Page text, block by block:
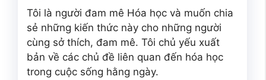
Tôi là người đam mê Hóa học và muốn chia
sẻ những kiến thức này cho những người
cùng sở thích, đam mê. Tôi chủ yếu xuất
bản về các chủ đề liên quan đến hóa học
trong cuộc sống hằng ngày.